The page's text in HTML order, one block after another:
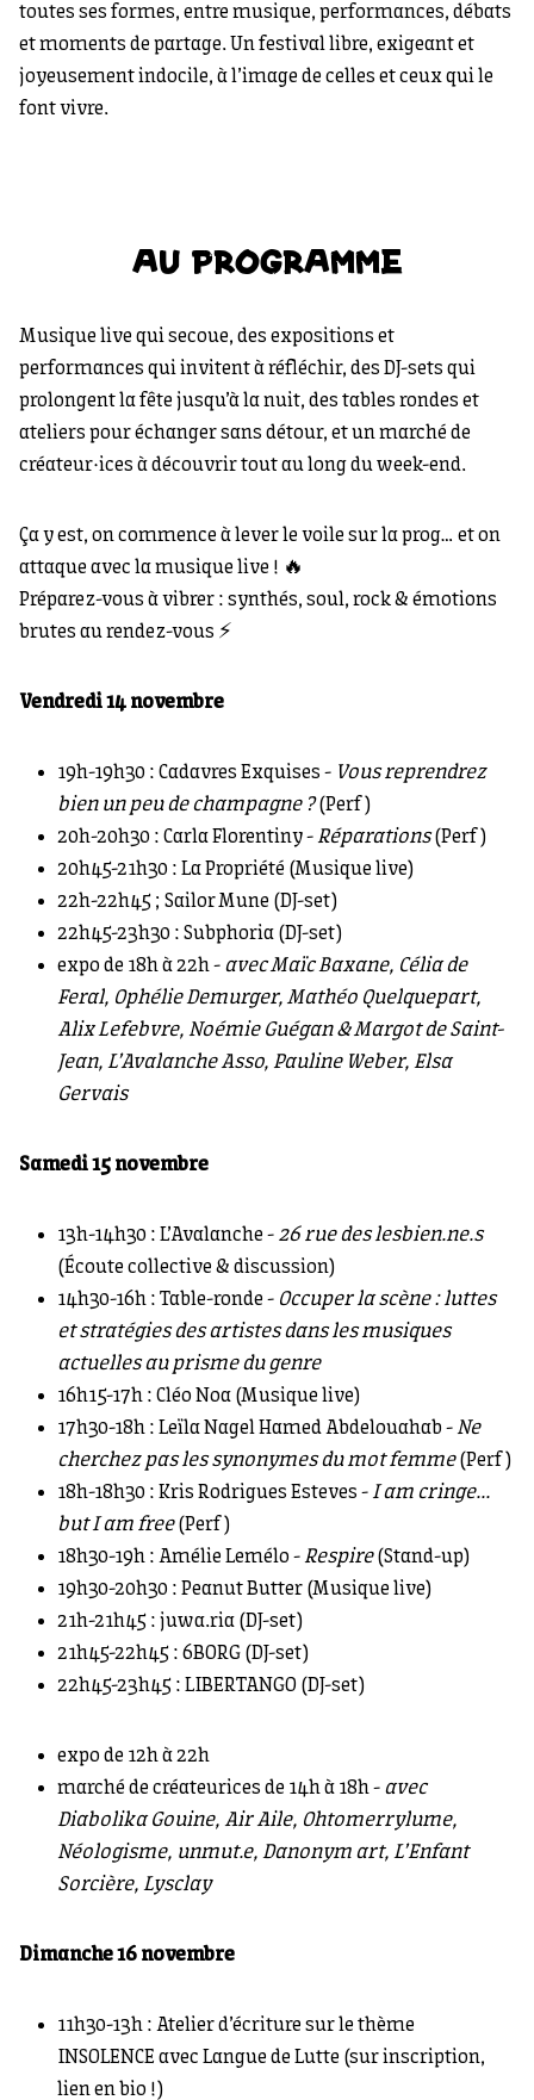
toutes ses formes, entre musique, performances, débats
et moments de partage. Un festival libre, exigeant et
joyeusement indocile, à l’image de celles et ceux qui le
font vivre.
AU PROGRAMME
Musique live qui secoue, des expositions et
performances qui invitent à réfléchir, des DJ-sets qui
prolongent la fête jusqu’à la nuit, des tables rondes et
ateliers pour échanger sans détour, et un marché de
créateur·ices à découvrir tout au long du week-end.
Ça y est, on commence à lever le voile sur la prog… et on
attaque avec la musique live ! 🔥
Préparez-vous à vibrer : synthés, soul, rock & émotions
brutes au rendez-vous ⚡
Vendredi 14 novembre
19h-19h30 : Cadavres Exquises - Vous reprendrez
bien un peu de champagne ?(Perf)
20h-20h30 : Carla Florentiny -Réparations(Perf)
20h45-21h30 : La Propriété (Musique live)
22h-22h45 ; Sailor Mune (DJ-set)
22h45-23h30 : Subphoria (DJ-set)
expo de 18h à 22h - avec Maïc Baxane, Célia de
Feral, Ophélie Demurger, Mathéo Quelquepart,
Alix Lefebvre, Noémie Guégan & Margot de Saint-
Jean, L’Avalanche Asso, Pauline Weber, Elsa
Gervais
Samedi 15 novembre
13h-14h30 : L’Avalanche - 26 rue des lesbien.ne.s
(Écoute collective & discussion)
14h30-16h : Table-ronde - Occuper la scène : luttes
et stratégies des artistes dans les musiques
actuelles au prisme du genre
16h15-17h : Cléo Noa (Musique live)
17h30-18h : Leïla Nagel Hamed Abdelouahab -Ne
cherchez pas les synonymes du mot femme(Perf)
18h-18h30 : Kris Rodrigues Esteves -I am cringe...
but I am free(Perf)
18h30-19h : Amélie Lemélo -Respire(Stand-up)
19h30-20h30 : Peanut Butter (Musique live)
21h-21h45 : juwa.ria (DJ-set)
21h45-22h45 : 6BORG (DJ-set)
22h45-23h45 : LIBERTANGO (DJ-set)
expo de 12h à 22h
marché de créateurices de 14h à 18h - avec
Diabolika Gouine, Air Aile, Ohtomerrylume,
Néologisme, unmut.e, Danonym art, L’Enfant
Sorcière, Lysclay
Dimanche 16 novembre
11h30-13h : Atelier d’écriture sur le thème
INSOLENCE avec Langue de Lutte (sur inscription,
lien en bio !)